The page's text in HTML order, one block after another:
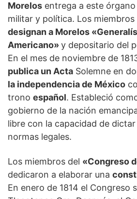
Morelos entrega a este
militar y política. Los miembros
designan a Morelos
Americano» y depositario del
En el mes de noviembre de
publica un Acta Solemne en
la independencia de México
trono español. Estableció
gobierno de la nación
libre con la capacidad de
normas legales.
Los miembros del «Congreso
dedicaron a elaborar una
En enero de 1814 el Congreso